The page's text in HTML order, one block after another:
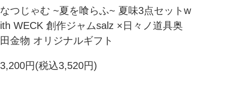
なつじゃむ ~夏を喰らふ~ 夏味3点セットw
ith WECK 創作ジャムsalz ×日々ノ道具奥
田金物 オリジナルギフト
3,200円(税込3,520円)